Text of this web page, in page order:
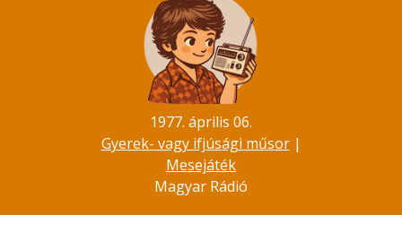
1977. április 06.
Gyerek- vagy ifjúsági műsor|
Mesejáték
Magyar Rádió